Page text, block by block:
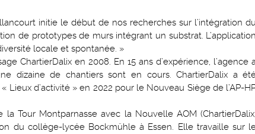
initie le début de nos recherches sur l’intégration du
de prototypes de murs intégrant un substrat. L’application
locale et spontanée. »
ChartierDalix en 2008. En 15 ans d’expérience, l’agence
dizaine de chantiers sont en cours. ChartierDalix a
d’activité » en 2022 pour le Nouveau Siège de l’AP-
Tour Montparnasse avec la Nouvelle AOM (ChartierDalix,
du collège-lycée Bockmühle à Essen. Elle travaille sur